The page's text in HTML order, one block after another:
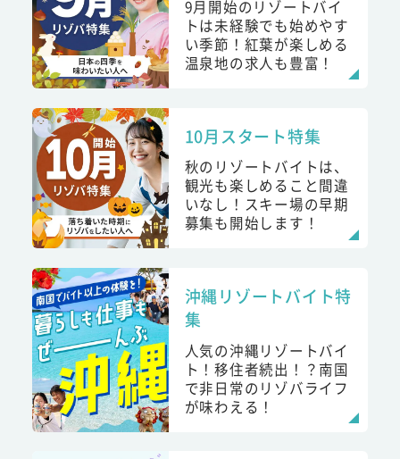
9月開始のリゾートバイ
トは未経験でも始めやす
い季節！紅葉が楽しめる
温泉地の求人も豊富！
10月スタート特集
秋のリゾートバイトは、
観光も楽しめること間違
いなし！スキー場の早期
募集も開始します！
沖縄リゾートバイト特
集
人気の沖縄リゾートバイ
ト！移住者続出！？南国
で非日常のリゾバライフ
が味わえる！